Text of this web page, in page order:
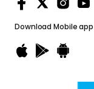
Download Mobile app